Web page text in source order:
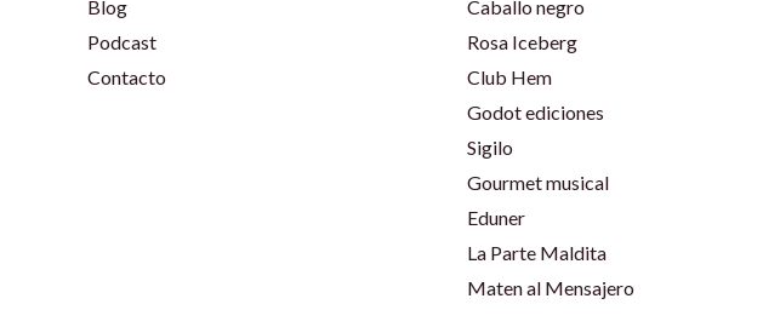
Blog
Podcast
Contacto
Caballo negro
Rosa Iceberg
Club Hem
Godot ediciones
Sigilo
Gourmet musical
Eduner
La Parte Maldita
Maten al Mensajero